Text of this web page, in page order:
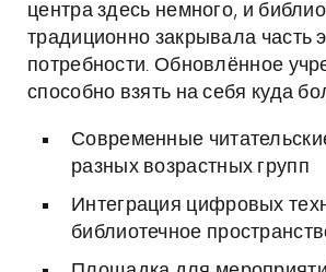
центра здесь немного, и
традиционно закрывала часть
потребности. Обновлённое
способно взять на себя куда
Современные
разных возрастных групп
Интеграция цифровых
библиотечное